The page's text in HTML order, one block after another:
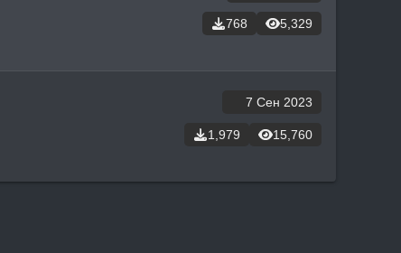
768 5,329
7 Сен 2023
1,979 15,760